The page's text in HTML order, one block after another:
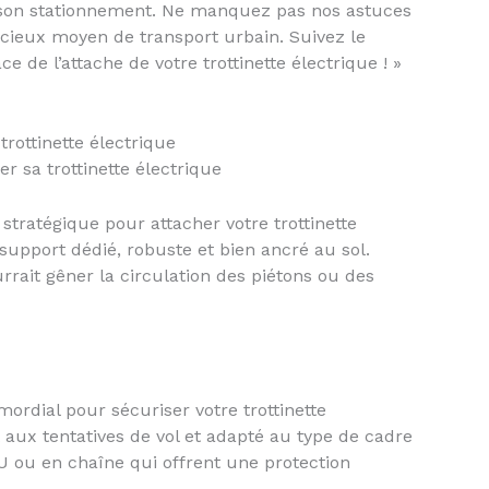
stationnement. Ne manquez pas nos astuces
moyen de transport urbain. Suivez le
de l’attache de votre trottinette électrique ! »
électrique
sa trottinette électrique
pour attacher votre trottinette
dédié, robuste et bien ancré au sol.
gêner la circulation des piétons ou des
pour sécuriser votre trottinette
tentatives de vol et adapté au type de cadre
ou en chaîne qui offrent une protection